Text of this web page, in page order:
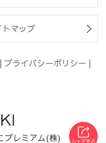
トマップ
| プライバシーポリシー |
レミアム(株)